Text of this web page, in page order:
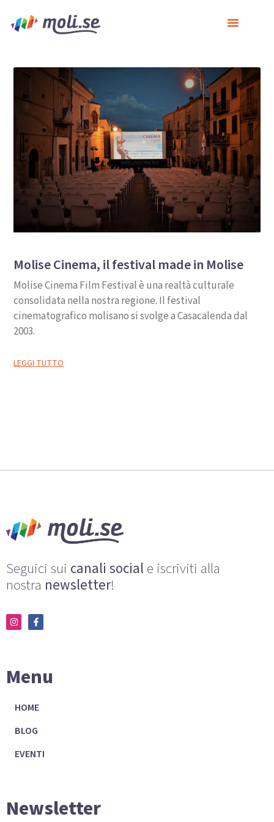
Molise Cinema, il festival made in Molise
Molise Cinema Film Festival è una realtà culturale
consolidata nella nostra regione. Il festival
cinematografico molisano si svolge a Casacalenda dal
2003.
LEGGI TUTTO
Seguici sui canali social e iscriviti alla
nostra newsletter!
Menu
HOME
BLOG
EVENTI
Newsletter